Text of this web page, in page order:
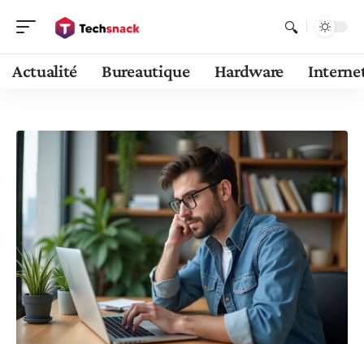
Actualité Bureautique Hardware